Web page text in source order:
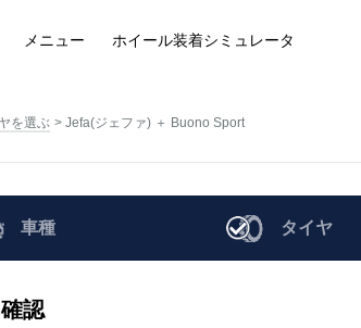
メニュー ホイール装着シミュレータ
を選ぶ Jefa(ジェファ) ＋ Buono Sport
車種 タイヤ
認